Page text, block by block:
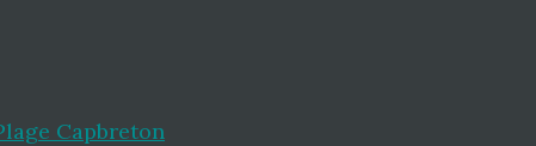
Capbreton